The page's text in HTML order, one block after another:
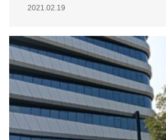
2021.02.19